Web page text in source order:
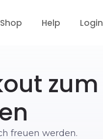
Shop Help Login
zum
freuen werden.